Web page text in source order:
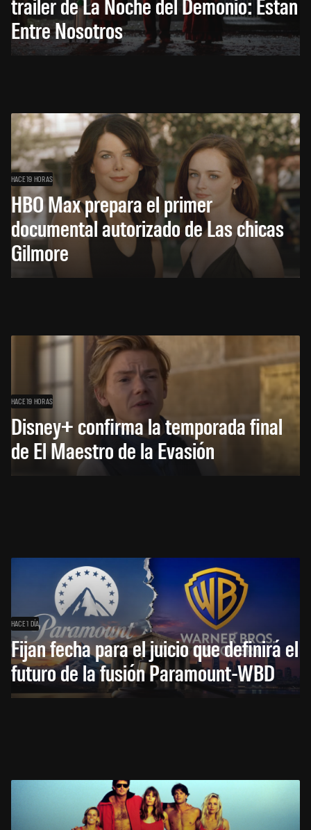
Entre Nosotros
HACE 19 HORAS
HBO Max prepara el primer
documental autorizado de Las chicas
Gilmore
HACE 19 HORAS
Disney+ confirma la temporada final
de El Maestro de la Evasión
HACE 1 DÍA
Fijan fecha para el juicio que definirá el
futuro de la fusión Paramount-WBD